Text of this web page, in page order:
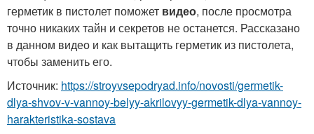
герметик в пистолет поможет видео, после просмотра
точно никаких тайн и секретов не останется. Рассказано
в данном видео и как вытащить герметик из пистолета,
чтобы заменить его.
Источник: https://stroyvsepodryad.info/novosti/germetik-
dlya-shvov-v-vannoy-belyy-akrilovyy-germetik-dlya-vannoy-
harakteristika-sostava